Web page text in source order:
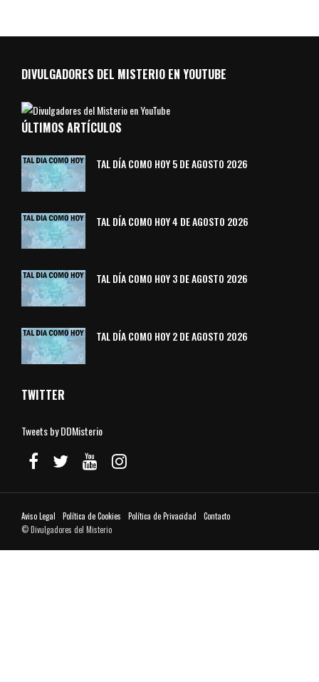
DIVULGADORES DEL MISTERIO EN YOUTUBE
ÚLTIMOS ARTÍCULOS
TAL DÍA COMO HOY 5 DE AGOSTO 2026
TAL DÍA COMO HOY 4 DE AGOSTO 2026
TAL DÍA COMO HOY 3 DE AGOSTO 2026
TAL DÍA COMO HOY 2 DE AGOSTO 2026
TWITTER
Tweets by DDMisterio
Aviso Legal Política de Cookies Política de Privacidad
Contacto
© Divulgadores del Misterio